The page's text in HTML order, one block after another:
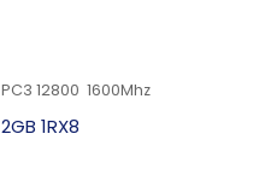
PC3 12800 1600Mhz
2GB 1RX8